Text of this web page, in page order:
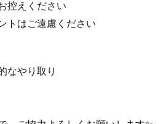
控えください
トはご遠慮ください
なやり取り